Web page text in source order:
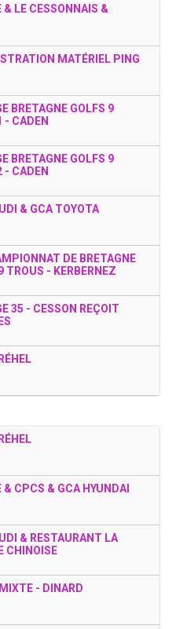
LE CESSONNAIS &
MATÉRIEL PING
BRETAGNE GOLFS 9
- CADEN
BRETAGNE GOLFS 9
- CADEN
& GCA TOYOTA
DE BRETAGNE
TROUS - KERBERNEZ
35 - CESSON REÇOIT
CPCS & GCA HYUNDAI
& RESTAURANT LA
CHINOISE
- DINARD